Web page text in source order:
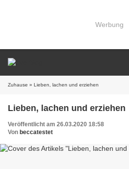
Werbung
Zuhause » Lieben, lachen und erziehen
Lieben, lachen und erziehen
Veröffentlicht am 26.03.2020 18:58
Von beccatestet